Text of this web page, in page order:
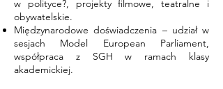
w polityce?, projekty filmowe, teatralne i
obywatelskie.
Międzynarodowe doświadczenia – udział w
sesjach Model European Parliament,
współpraca z SGH w ramach klasy
akademickiej.